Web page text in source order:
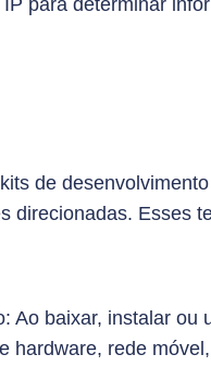
para determinar
de
direcionadas. Esses
Ao baixar, instalar
hardware, rede